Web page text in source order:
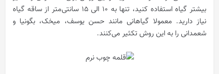
بیشتر گیاه استفاده کنید، تنها به ۱۰ الی ۱۵ سانتی‌متر از ساقه گیاه
نیاز دارید. معمولا گیاهانی مانند حسن یوسف، میخک، بگونیا و
شعمدانی را به این روش تکثیر می‌کنند.